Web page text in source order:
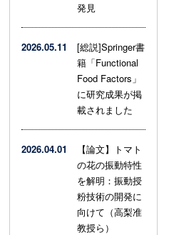
発見
2026.05.11
[総説]Springer書
籍「Functional
Food Factors」
に研究成果が掲
載されました
2026.04.01
【論文】トマト
の花の振動特性
を解明：振動授
粉技術の開発に
向けて（高梨准
教授ら）